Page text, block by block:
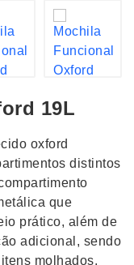
19L
oxford
distintos
que
prático, além de
adicional, sendo
molhados.